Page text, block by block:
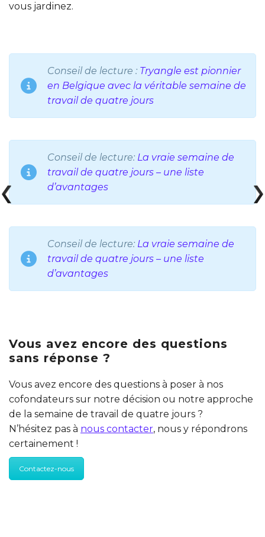
vous jardinez.
Conseil de lecture : Tryangle est pionnier
en Belgique avec la véritable semaine de
travail de quatre jours
Conseil de lecture: La vraie semaine de
travail de quatre jours – une liste
d’avantages
Conseil de lecture: La vraie semaine de
travail de quatre jours – une liste
d’avantages
Vous avez encore des questions
sans réponse ?
Vous avez encore des questions à poser à nos
cofondateurs sur notre décision ou notre approche
de la semaine de travail de quatre jours ?
N’hésitez pas à nous contacter, nous y répondrons
certainement !
Contactez-nous